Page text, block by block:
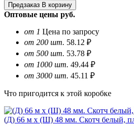
Предзаказ В корзину
Оптовые цены руб.
от 1 Цена по запросу
от 200 шт. 58.12 ₽
от 500 шт. 53.78 ₽
от 1000 шт. 49.44 ₽
от 3000 шт. 45.11 ₽
Что пригодится к этой коробке
(Д) 66 м х (Ш) 48 мм. Скотч белый,